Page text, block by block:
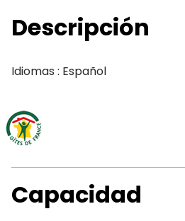
Descripción
Idiomas : Español
Capacidad